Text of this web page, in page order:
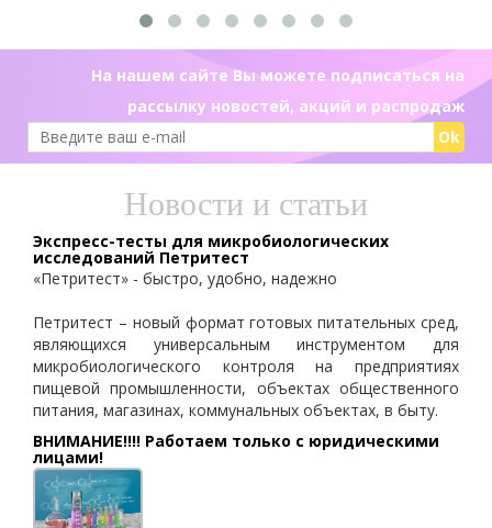
На нашем сайте Вы можете подписаться на
рассылку новостей, акций и распродаж
Ok
Новости и статьи
Экспресс-тесты для микробиологических
исследований Петритест
«Петритест» - быстро, удобно, надежно
Петритест – новый формат готовых питательных сред,
являющихся универсальным инструментом для
микробиологического контроля на предприятиях
пищевой промышленности, объектах общественного
питания, магазинах, коммунальных объектах, в быту.
ВНИМАНИЕ!!!! Работаем только с юридическими
лицами!